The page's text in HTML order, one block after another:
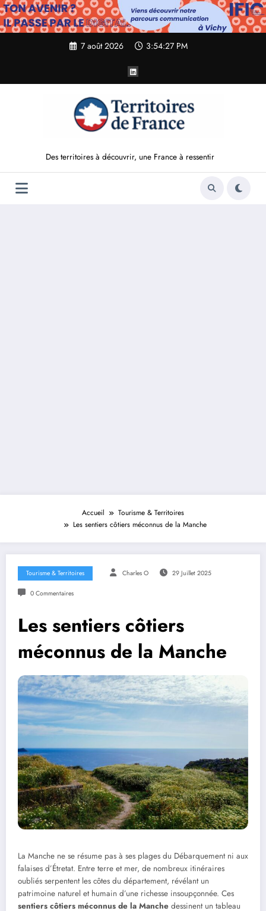
Aller
au
contenu
7 août 2026 3:54:28 PM
Des territoires à découvrir, une France à ressentir
Accueil
Tourisme & Territoires
Les sentiers côtiers méconnus de la Manche
Tourisme & Territoires Charles O 29 Juillet 2025
0 Commentaires
Les sentiers côtiers
méconnus de la Manche
La Manche ne se résume pas à ses plages du Débarquement ni aux
falaises d’Étretat. Entre terre et mer, de nombreux itinéraires
oubliés serpentent les côtes du département, révélant un
patrimoine naturel et humain d’une richesse insoupçonnée. Ces
sentiers côtiers méconnus de la Manche dessinent un tableau